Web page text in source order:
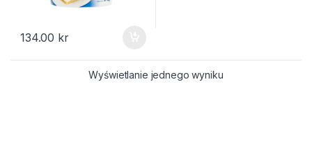
134.00 kr
Wyświetlanie jednego wyniku